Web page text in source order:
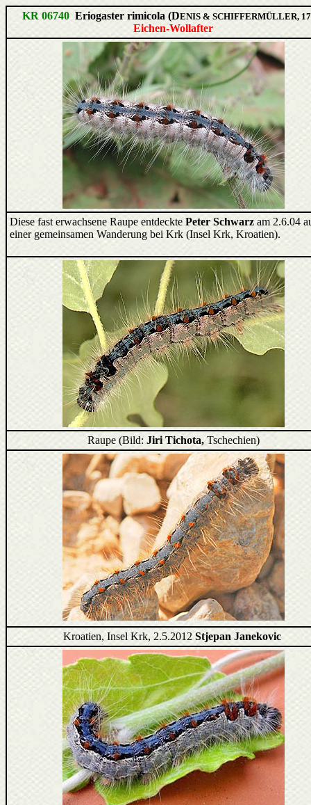
KR 06740 Eriogaster rimicola (DENIS & SCHIFFERMÜLLER,
Eichen-Wollafter
Diese fast erwachsene Raupe entdeckte Peter Schwarz am 2.6.04
einer gemeinsamen Wanderung bei Krk (Insel Krk, Kroatien).
Raupe (Bild: Jiri Tichota, Tschechien)
Kroatien, Insel Krk, 2.5.2012 Stjepan Janekovic